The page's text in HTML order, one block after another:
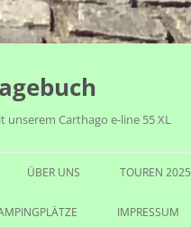
unserem Carthago e-line 55 XL
ÜBER UNS TOUREN 2025
IMPRESSUM